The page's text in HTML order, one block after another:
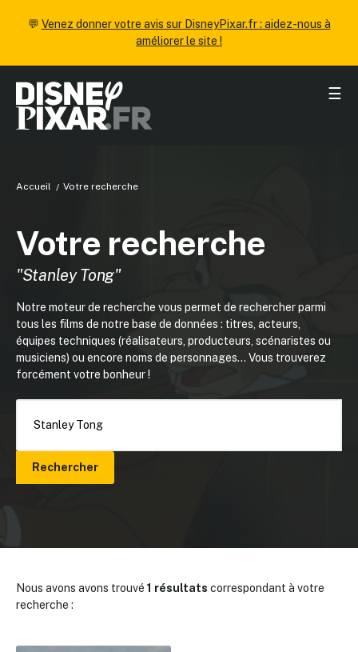
💬 Venez donner votre avis sur DisneyPixar.fr : aidez-nous à
améliorer le site !
☰
Accueil Votre recherche
Votre recherche
"Stanley Tong"
Notre moteur de recherche vous permet de rechercher parmi
tous les films de notre base de données : titres, acteurs,
équipes techniques (réalisateurs, producteurs, scénaristes ou
musiciens) ou encore noms de personnages... Vous trouverez
forcément votre bonheur !
Rechercher
Nous avons avons trouvé 1 résultats correspondant à votre
recherche :